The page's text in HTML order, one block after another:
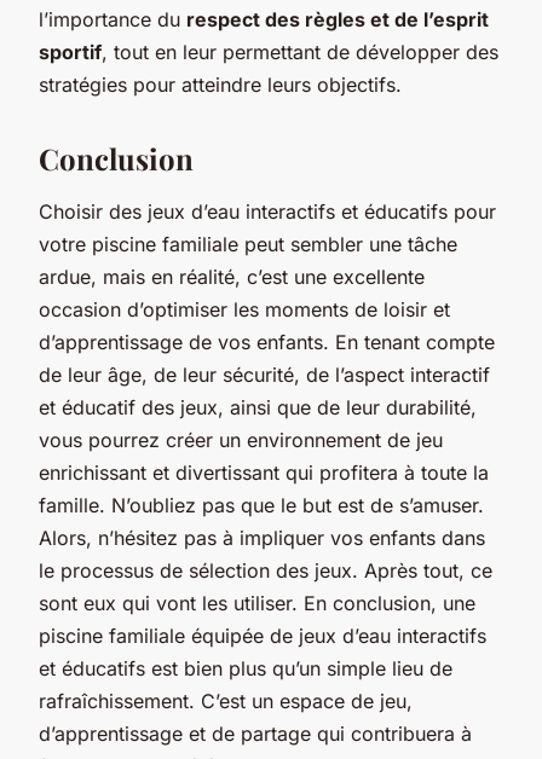
l’importance du respect des règles et de l’esprit
sportif, tout en leur permettant de développer des
stratégies pour atteindre leurs objectifs.
Conclusion
Choisir des jeux d’eau interactifs et éducatifs pour
votre piscine familiale peut sembler une tâche
ardue, mais en réalité, c’est une excellente
occasion d’optimiser les moments de loisir et
d’apprentissage de vos enfants. En tenant compte
de leur âge, de leur sécurité, de l’aspect interactif
et éducatif des jeux, ainsi que de leur durabilité,
vous pourrez créer un environnement de jeu
enrichissant et divertissant qui profitera à toute la
famille. N’oubliez pas que le but est de s’amuser.
Alors, n’hésitez pas à impliquer vos enfants dans
le processus de sélection des jeux. Après tout, ce
sont eux qui vont les utiliser. En conclusion, une
piscine familiale équipée de jeux d’eau interactifs
et éducatifs est bien plus qu’un simple lieu de
rafraîchissement. C’est un espace de jeu,
d’apprentissage et de partage qui contribuera à